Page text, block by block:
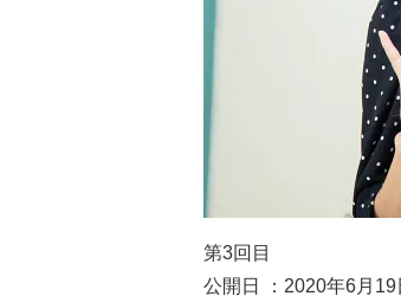
第3回目
公開日 ：2020年6月19